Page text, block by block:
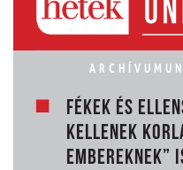
FÉKEK ÉS
KELLENEK
EMBEREKNEK”